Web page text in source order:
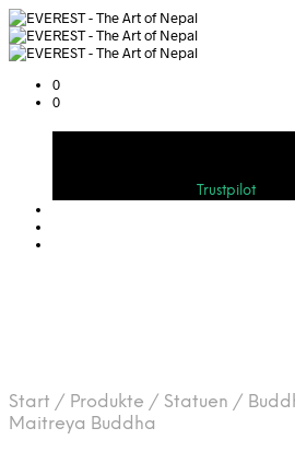
0
0
Trustpilot
Start / Produkte / Statuen /
Maitreya Buddha